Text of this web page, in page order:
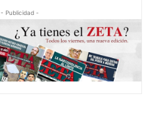
- Publicidad -